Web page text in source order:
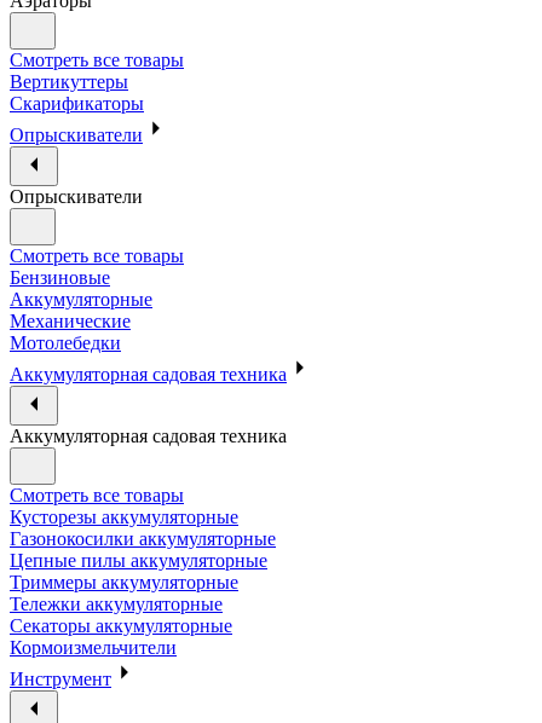
Смотреть все товары
Вертикуттеры
Скарификаторы
Опрыскиватели
Опрыскиватели
Смотреть все товары
Бензиновые
Аккумуляторные
Механические
Мотолебедки
Аккумуляторная садовая техника
Аккумуляторная садовая техника
Смотреть все товары
Кусторезы аккумуляторные
Газонокосилки аккумуляторные
Цепные пилы аккумуляторные
Триммеры аккумуляторные
Тележки аккумуляторные
Секаторы аккумуляторные
Кормоизмельчители
Инструмент